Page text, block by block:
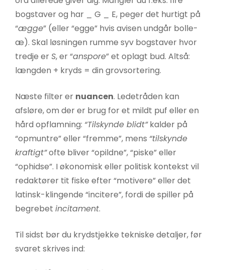
bogstaver og har _ G _ E, peger det hurtigt på
“ægge” (eller “egge” hvis avisen undgår bolle-
æ). Skal løsningen rumme syv bogstaver hvor
tredje erS, er “anspore” et oplagt bud. Altså:
længden + kryds = din grovsortering.
Næste filter er nuancen. Ledetråden kan
afsløre, om der er brug for et mildt puf eller en
hård opflamning: “Tilskynde blidt”kalder på
“opmuntre” eller “fremme”, mens “tilskynde
kraftigt”ofte bliver “opildne”, “piske” eller
“ophidse”. I økonomisk eller politisk kontekst vil
redaktører tit fiske efter “motivere” eller det
latinsk-klingende “incitere”, fordi de spiller på
begrebet incitament.
Til sidst bør du krydstjekke tekniske detaljer, før
svaret skrives ind: